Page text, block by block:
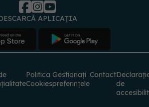
APLICAȚIA
Politica
Cookies
Gestionați
preferințele
Contact
de